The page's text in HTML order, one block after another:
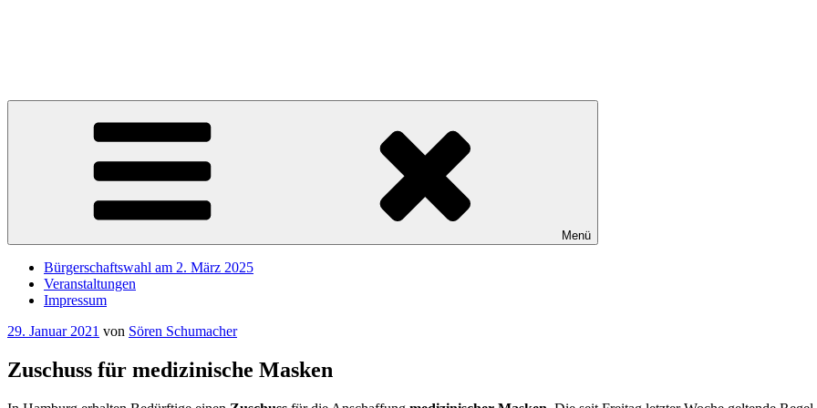
Menü
Bürgerschaftswahl am 2. März 2025
Veranstaltungen
Impressum
Veröffentlicht
29. Januar 2021 von Sören Schumacher
Zuschuss für medizinische Masken